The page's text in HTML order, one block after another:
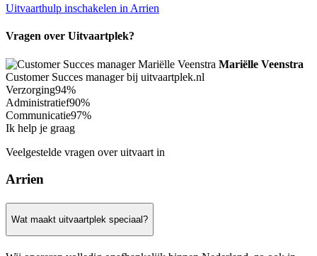
Uitvaarthulp inschakelen in Arrien
Vragen over Uitvaartplek?
Mariëlle Veenstra
Customer Succes manager bij uitvaartplek.nl
Verzorging94%
Administratief90%
Communicatie97%
Ik help je graag
Veelgestelde vragen over uitvaart in
Arrien
Wat maakt uitvaartplek speciaal?